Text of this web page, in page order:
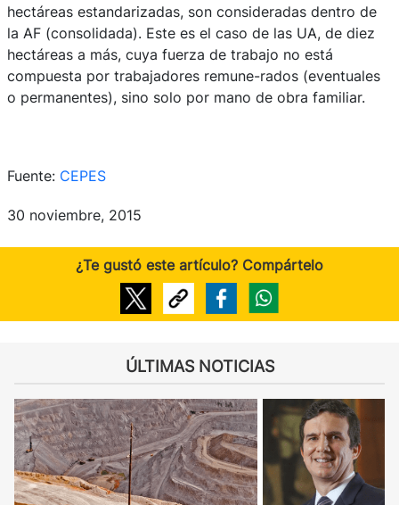
hectáreas estandarizadas, son consideradas dentro de
la AF (consolidada). Este es el caso de las UA, de diez
hectáreas a más, cuya fuerza de trabajo no está
compuesta por trabajadores remune-rados (eventuales
o permanentes), sino solo por mano de obra familiar.
Fuente: CEPES
30 noviembre, 2015
¿Te gustó este artículo? Compártelo
ÚLTIMAS NOTICIAS